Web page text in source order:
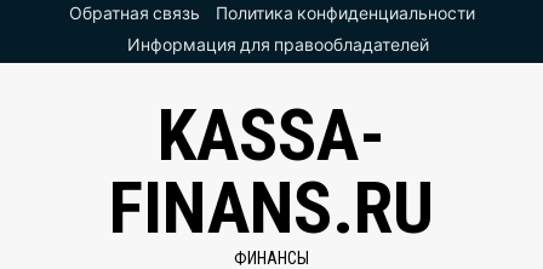
ПерейтиОбратная связь
Политика конфиденциальности
Информация для правообладателей
KASSA-
FINANS.RU
ФИНАНСЫ